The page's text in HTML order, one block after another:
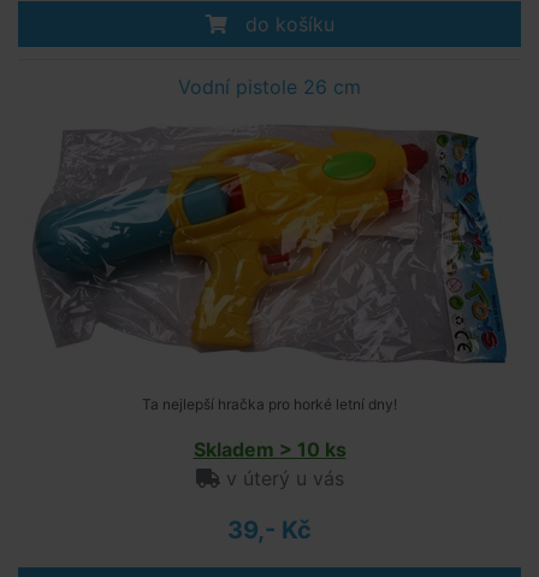
do košíku
Vodní pistole 26 cm
Ta nejlepší hračka pro horké letní dny!
Skladem > 10 ks
v úterý u vás
39,- Kč